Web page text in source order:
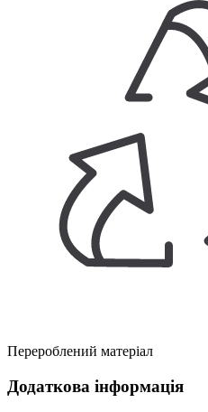
Перероблений матеріал
Додаткова інформація